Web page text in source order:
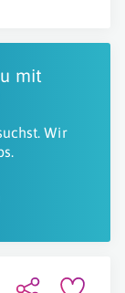
mit
Wir